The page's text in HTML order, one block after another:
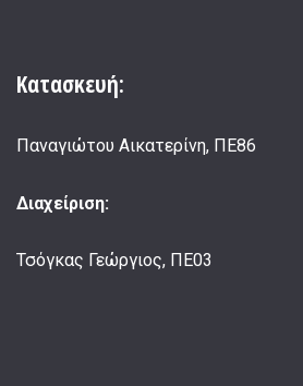
Κατασκευή:
Παναγιώτου Αικατερίνη, ΠΕ86
Διαχείριση:
Τσόγκας Γεώργιος, ΠΕ03